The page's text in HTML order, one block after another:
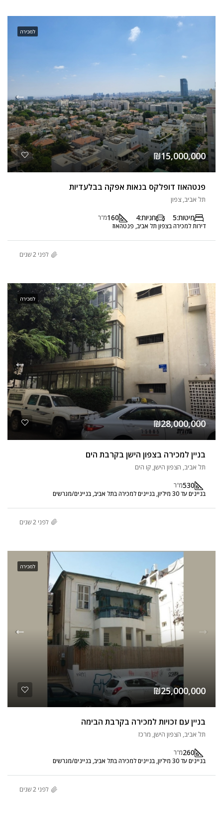
למכירה
₪15,000,000
פנטהאוז דופלקס בנאות אפקה בבלעדיות
תל אביב, צפון
מיטות:5 חניות:4
160מ"ר
דירות למכירה בצפון תל אביב, פנטהאוז
לפני 2 שנים
למכירה
₪28,000,000
בניין למכירה בצפון הישן בקרבת הים
תל אביב, הצפון הישן, קו הים
530מ"ר
בניינים עד 30 מיליון, בניינים למכירה בתל אביב, בניינים/מגרשים
לפני 2 שנים
למכירה
₪25,000,000
בניין עם זכויות למכירה בקרבת הבימה
תל אביב, הצפון הישן, מרכז
260מ"ר
בניינים עד 30 מיליון, בניינים למכירה בתל אביב, בניינים/מגרשים
לפני 2 שנים